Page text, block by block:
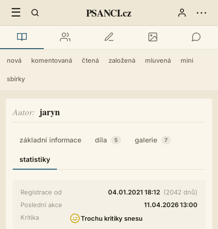
☰ PSANCI.cz ⋯
nová komentovaná čtená založená mluvená mini
sbírky
Autor jaryn
základní informace díla 5 galerie 7
statistiky
Registrace od 04.01.2021 18:12 (2042 dnů)
Poslední akce
11.04.2026 13:00
Kritika
Trochu kritiky snesu